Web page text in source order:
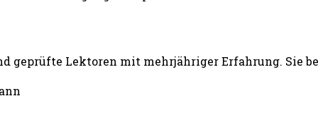
geprüfte Lektoren mit mehrjähriger Erfahrung. Sie